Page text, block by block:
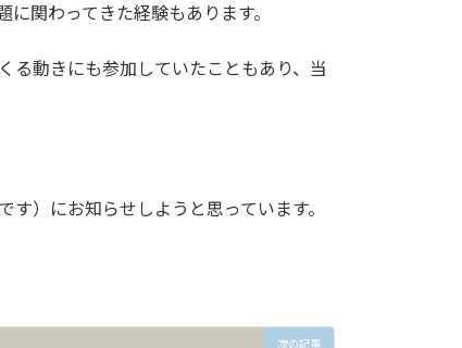
関わってきた経験もあります。
る動きにも参加していたこともあり、当
）にお知らせしようと思っています。
次の記事